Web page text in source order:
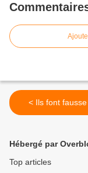
< Ils font
Hébergé par
Top articles